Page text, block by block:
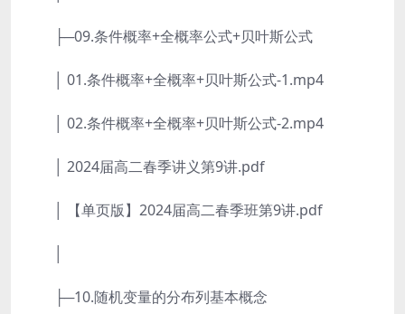
├─09.条件概率+全概率公式+贝叶斯公式
│ 01.条件概率+全概率+贝叶斯公式-1.mp4
│ 02.条件概率+全概率+贝叶斯公式-2.mp4
│ 2024届高二春季讲义第9讲.pdf
│ 【单页版】2024届高二春季班第9讲.pdf
├─10.随机变量的分布列基本概念